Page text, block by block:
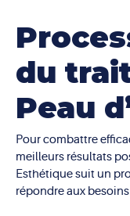
du
Peau
Pour combattre
meilleurs résultats
Esthétique suit un
répondre aux